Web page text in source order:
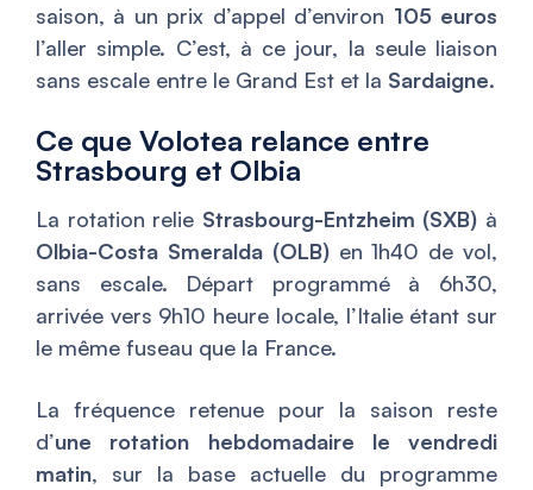
saison, à un prix d’appel d’environ 105 euros
l’aller simple. C’est, à ce jour, la seule liaison
sans escale entre le Grand Est et la Sardaigne.
Ce que Volotea relance entre
Strasbourg et Olbia
La rotation relie Strasbourg-Entzheim (SXB) à
Olbia-Costa Smeralda (OLB)en 1h40 de vol,
sans escale. Départ programmé à 6h30,
arrivée vers 9h10 heure locale, l’Italie étant sur
le même fuseau que la France.
La fréquence retenue pour la saison reste
d’une rotation hebdomadaire le vendredi
matin, sur la base actuelle du programme